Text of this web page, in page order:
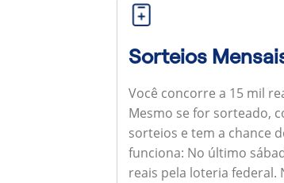
Sorteios
Você concorre a 15 mil
Mesmo se for sorteado,
sorteios e tem a chance
funciona: No último
reais pela loteria federal.